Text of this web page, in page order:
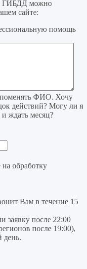
ГИБДД можно
сайте:
помощь
ФИО. Хочу
действий? Могу ли я
ждать месяц?
на обработку
Вам в течение 15
заявку после 22:00
после 19:00),
день.